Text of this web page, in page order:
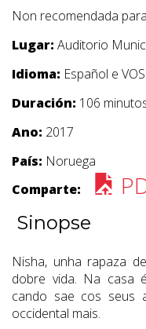
Non recomendada
Lugar: Auditorio
Idioma: Español e VOS
Duración: 106
Ano: 2017
País: Noruega
Comparte:
Sinopse
Nisha, unha rapaza
dobre vida. Na casa
cando sae cos seus
occidental mais.